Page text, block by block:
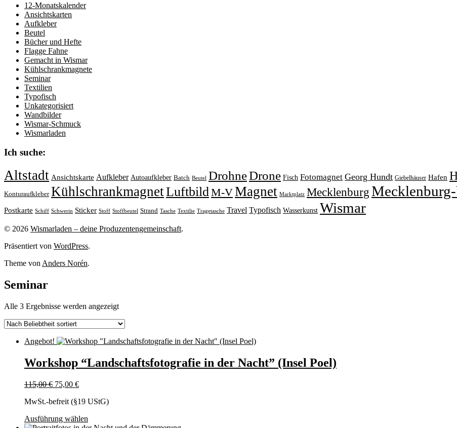
12-Monatskalender
Ansichtskarten
Aufkleber
Beutel
Bücher und Hefte
Flagge Fahne
Gemacht in Wismar
Kühlschrankmagnete
Seminar
Textilien
Typofisch
Unkategorisiert
Wandbilder
Wismar-Schmuck
Wismarladen
Ich suche:
Altstadt Ansichtskarte Aufkleber Autoaufkleber Batch Beutel DrohneDrone Fisch Fotomagnet Georg Hundt Giebelhäuser Hafen
Konturaufkleber KühlschrankmagnetLuftbildM-VMagnet Marktplatz Mecklenburg
Postkarte Schiff Schwerin Sticker Stoff Stoffbeutel Strand Tasche Textilie Tragetasche Travel Typofisch Wasserkunst Wismar
© 2026 Wismarladen – deine Produzentengemeinschaft.
Präsentiert von WordPress.
Theme von Anders Norén.
Seminar
Alle 3 Ergebnisse werden angezeigtNach
sortiert
Angebot!
Workshop “Landschaftsfotografie in der Nacht” (Insel Poel)
115,00€ Ursprünglicher
war:
75,00 €Aktueller
ist:
MwSt.-befreit (§19 UStG)
Ausführung wählen